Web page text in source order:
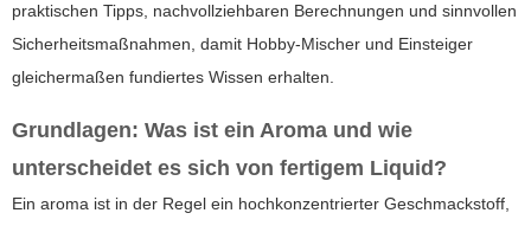
praktischen Tipps, nachvollziehbaren Berechnungen und sinnvollen
Sicherheitsmaßnahmen, damit Hobby-Mischer und Einsteiger
gleichermaßen fundiertes Wissen erhalten.
Grundlagen: Was ist ein Aroma und wie
unterscheidet es sich von fertigem Liquid?
Ein aroma ist in der Regel ein hochkonzentrierter Geschmackstoff,